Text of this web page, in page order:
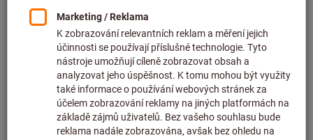
Předpokládaná doba dodání: 1–2 týdny
Upozorňujeme na prodlouženou dodací lhůtu a
omezené poradenství:
Tuto položku pro vás objednáváme přímo u výrobce,
protože není součástí našeho hlavního sortimentu, a
proto ji nemáme skladem.Informace